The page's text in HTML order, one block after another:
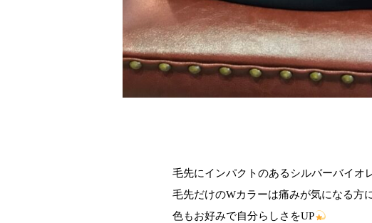
毛先にインパクトのあるシルバーバイオ
毛先だけのWカラーは痛みが気になる方
色もお好みで自分らしさをUP